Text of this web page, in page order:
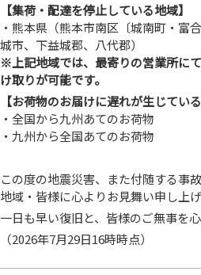
【集荷・配達を停止している地域】
・熊本県（熊本市南区〔城南町・富
城市、下益城郡、八代郡）
※上記地域では、最寄りの営業所に
け取りが可能です。
【お荷物のお届けに遅れが生じている
・全国から九州あてのお荷物
・九州から全国あてのお荷物
この度の地震災害、また付随する事
地域・皆様に心よりお見舞い申し上げ
一日も早い復旧と、皆様のご無事を
（2026年7月29日16時時点）